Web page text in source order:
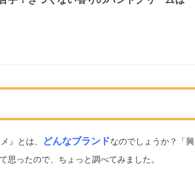
』とは、 どんなブランドなのでしょうか？
「興
ったので、ちょっと調べてみました。